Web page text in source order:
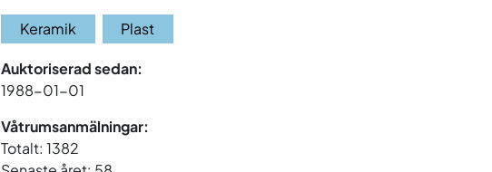
Keramik Plast
Auktoriserad sedan:
1988-01-01
Våtrumsanmälningar:
Totalt: 1382